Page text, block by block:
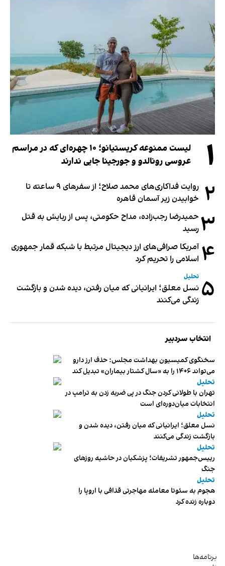
۱
لیست ممنوعه کریستیانو؛ ۱۰ چهره‌ای که در مراسم
عروسی رونالدو و جورجینا جایی ندارند
۲
روایت فداکاری‌های محمد صلاح؛ از سفرهای ۹ ساعته تا
خوابیدن زیر آسمان قاهره
۳ حمیدرضا رجب‌زاده، مداح حکومتی، پس از ربایش به قتل
رسید
۴ آمریکا صرافی‌های ارز دیجیتال مرتبط با شبکه قمار جمهوری
اسلامی را تحریم کرد
۵ تحلیل
نسل معلق؛ ایرانیانی که میان رفتن، دیده شدن و بازگشت
زندگی می‌کنند
انتخاب سردبیر
سخنگوی کمیسیون بهداشت مجلس: حذف ارز دارو
می‌تواند ۱۴۰۶ را به «سال کشتار بیماران» تبدیل کند
تحلیل
تهران با طولانی کردن جنگ در پی ضربه زدن به ترامپ در
انتخابات میان‌دوره‌ای است
تحلیل
نسل معلق؛ ایرانیانی که میان رفتن، دیده شدن و
بازگشت زندگی می‌کنند
تحلیل
رییس‌جمهور تشریفات؛ پزشکیان در حاشیه روزهای
جنگ
تحلیل
هجوم به سئوتا معامله مهاجرتی قذافی با اروپا را
دوباره زنده کرد
برنامه‌ها